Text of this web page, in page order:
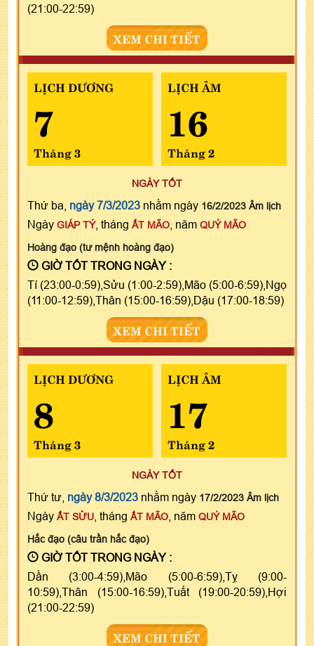
(21:00-22:59)
XEM CHI TIẾT
LỊCH DƯƠNG
7
Tháng 3
LỊCH ÂM
16
Tháng 2
NGÀY TỐT
Thứ ba, ngày 7/3/2023 nhằm ngày 16/2/2023 Âm lịch
Ngày GIÁP TÝ, tháng ẤT MÃO , năm QUÝ MÃO
Hoàng đạo (tư mệnh hoàng đạo)
GIỜ TỐT TRONG NGÀY :
Tí (23:00-0:59),Sửu (1:00-2:59),Mão (5:00-6:59),Ngọ
(11:00-12:59),Thân (15:00-16:59),Dậu (17:00-18:59)
XEM CHI TIẾT
LỊCH DƯƠNG
8
Tháng 3
LỊCH ÂM
17
Tháng 2
NGÀY TỐT
Thứ tư, ngày 8/3/2023 nhằm ngày 17/2/2023 Âm lịch
Ngày ẤT SỬU , tháng ẤT MÃO , năm QUÝ MÃO
Hắc đạo (câu trần hắc đạo)
GIỜ TỐT TRONG NGÀY :
Dần (3:00-4:59),Mão (5:00-6:59),Tỵ (9:00-
10:59),Thân (15:00-16:59),Tuất (19:00-20:59),Hợi
(21:00-22:59)
XEM CHI TIẾT